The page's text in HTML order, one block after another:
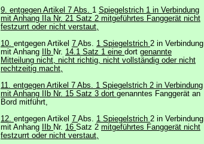
9. entgegen Artikel 7 Abs. 1 Spiegelstrich 1 in Verbindung
mit Anhang IIa Nr. 21 Satz 2 mitgeführtes Fanggerät nicht
festzurrt oder nicht verstaut,
10. entgegen Artikel 7 Abs. 1 Spiegelstrich 2 in Verbindung
mit Anhang
IIb Nr. 14.1 Satz 1 eine dort genannte
Mitteilung nicht, nicht richtig, nicht vollständig oder nicht
rechtzeitig macht,
11. entgegen Artikel 7 Abs. 1 Spiegelstrich 2 in Verbindung
mit Anhang IIb Nr. 15 Satz 3 dort genanntes Fanggerät an
Bord mitführt,
12. entgegen Artikel 7 Abs. 1 Spiegelstrich 2 in Verbindung
mit Anhang
IIb Nr. 16 Satz 2 mitgeführtes Fanggerät nicht
festzurrt oder nicht verstaut,